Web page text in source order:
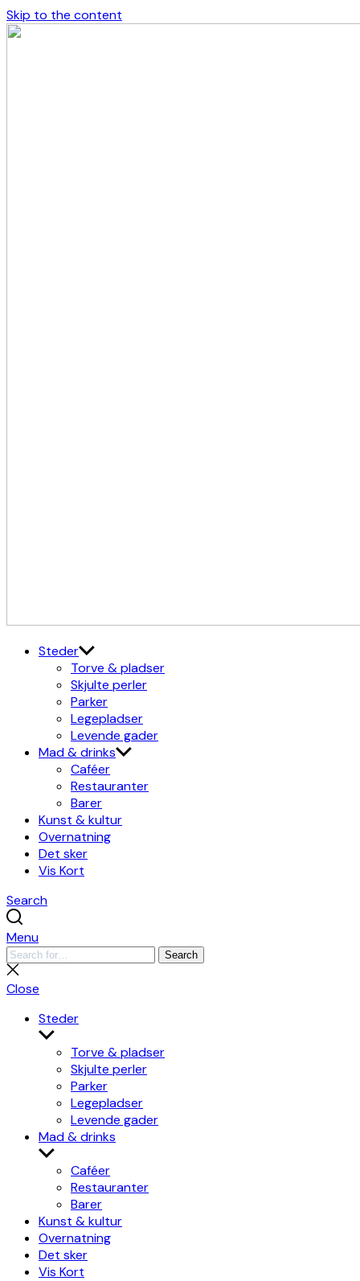
Skip to the content
Steder
Torve & pladser
Skjulte perler
Parker
Legepladser
Levende gader
Mad & drinks
Caféer
Restauranter
Barer
Kunst & kultur
Overnatning
Det sker
Vis Kort
Search
Menu
Search
for:
Search
Close
search
Close
Steder
Show
sub
menu
Torve & pladser
Skjulte perler
Parker
Legepladser
Levende gader
Mad & drinks
Show
sub
menu
Caféer
Restauranter
Barer
Kunst & kultur
Overnatning
Det sker
Vis Kort